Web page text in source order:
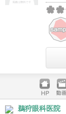
ホームペ
ージ
動画
鵜狩眼科医院